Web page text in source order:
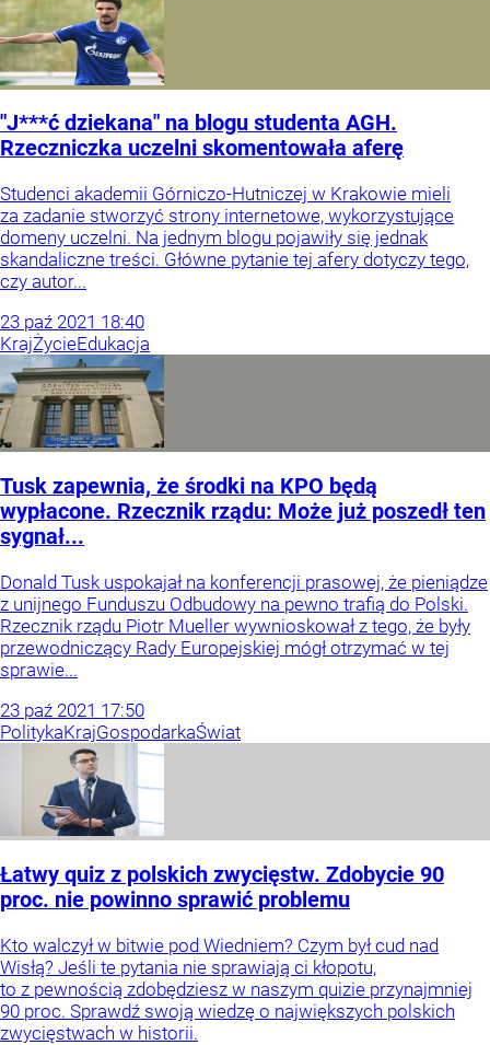
"J***ć dziekana" na blogu studenta AGH.
Rzeczniczka uczelni skomentowała aferę
Studenci akademii Górniczo-Hutniczej w Krakowie mieli
za zadanie stworzyć strony internetowe, wykorzystujące
domeny uczelni. Na jednym blogu pojawiły się jednak
skandaliczne treści. Główne pytanie tej afery dotyczy tego,
czy autor...
23 paź 2021 18:40
KrajŻycieEdukacja
Tusk zapewnia, że środki na KPO będą
wypłacone. Rzecznik rządu: Może już poszedł ten
sygnał...
Donald Tusk uspokajał na konferencji prasowej, że pieniądze
z unijnego Funduszu Odbudowy na pewno trafią do Polski.
Rzecznik rządu Piotr Mueller wywnioskował z tego, że były
przewodniczący Rady Europejskiej mógł otrzymać w tej
sprawie...
23 paź 2021 17:50
PolitykaKrajGospodarkaŚwiat
Łatwy quiz z polskich zwycięstw. Zdobycie 90
proc. nie powinno sprawić problemu
Kto walczył w bitwie pod Wiedniem? Czym był cud nad
Wisłą? Jeśli te pytania nie sprawiają ci kłopotu,
to z pewnością zdobędziesz w naszym quizie przynajmniej
90 proc. Sprawdź swoją wiedzę o największych polskich
zwycięstwach w historii.